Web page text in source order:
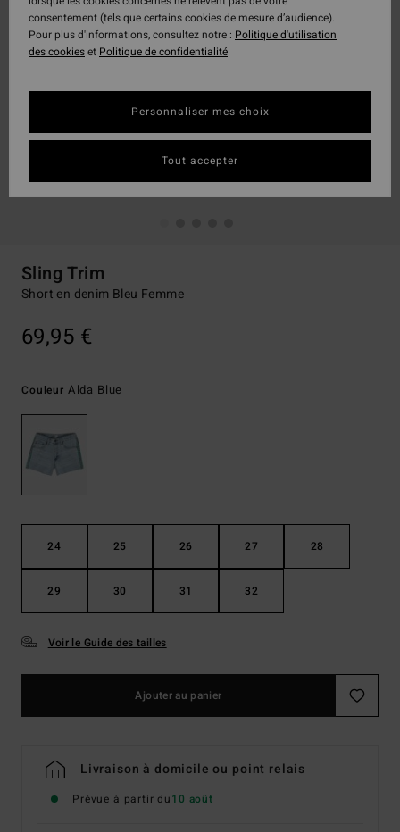
Sling Trim
Short en denim Bleu Femme
69,95 €
Couleur Alda Blue
24 25 26 27 28
29 30 31 32
Voir le Guide des tailles
Ajouter au panier
Livraison à domicile ou point relais
Prévue à partir du10 août
consentement (tels que certains cookies de mesure d’audience).
Pour plus d'informations, consultez notre : Politique d'utilisation
des cookieset Politique de confidentialité
Personnaliser mes choix
Tout accepter